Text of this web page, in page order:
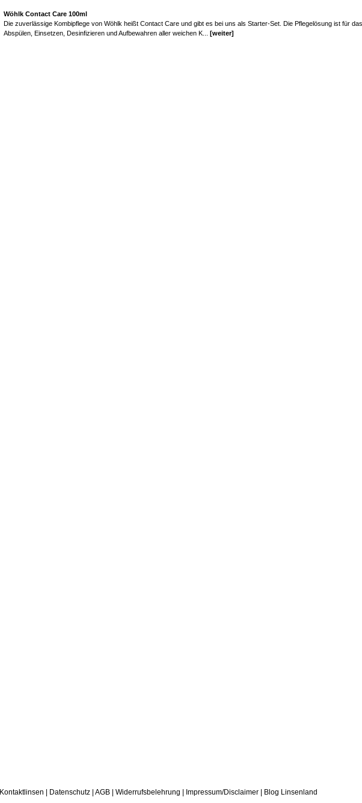
Wöhlk Contact Care 100ml
Die zuverlässige Kombipflege von Wöhlk heißt Contact Care und gibt es bei uns als Starter-Set. Die Pflegelösung ist für das
Abspülen, Einsetzen, Desinfizieren und Aufbewahren aller weichen K... [weiter]
Kontaktlinsen Datenschutz AGB Widerrufsbelehrung Impressum/Disclaimer Blog Linsenland